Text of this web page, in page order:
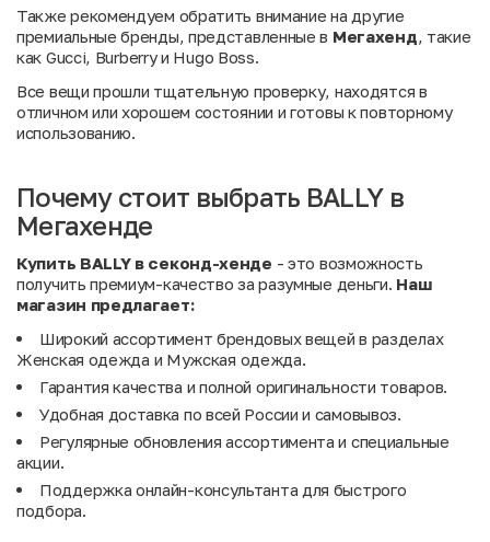
Также рекомендуем обратить внимание на другие
премиальные бренды, представленные в Мегахенд, такие
как Gucci, Burberryи Hugo Boss.
Все вещи прошли тщательную проверку, находятся в
отличном или хорошем состоянии и готовы к повторному
использованию.
Почему стоит выбрать BALLY в
Мегахенде
Купить BALLY в секонд-хенде - это возможность
получить премиум-качество за разумные деньги. Наш
магазин предлагает:
Широкий ассортимент брендовых вещей в разделах
Женская одежда и Мужская одежда.
Гарантия качества и полной оригинальности товаров.
Удобная доставка по всей России и самовывоз.
Регулярные обновления ассортимента и специальные
акции.
Поддержка онлайн-консультанта для быстрого
подбора.